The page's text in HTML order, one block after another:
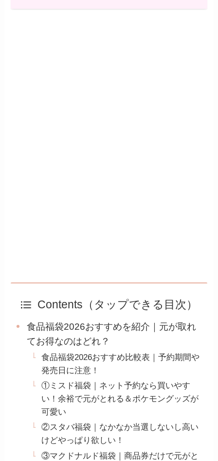
Contents（タップできる目次）
食品福袋2026おすすめを紹介｜元が取れ
てお得なのはどれ？
食品福袋2026おすすめ比較表｜予約期間や
発売日に注意！
①ミスド福袋｜ネット予約なら買いやす
い！余裕で元がとれる＆ポケモングッズが
可愛い
②スタバ福袋｜なかなか当選しないし高い
けどやっぱり欲しい！
③マクドナルド福袋｜商品券だけで元がと